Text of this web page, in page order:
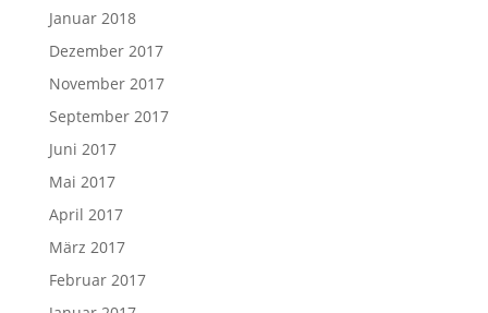
Januar 2018
Dezember 2017
November 2017
September 2017
Juni 2017
Mai 2017
April 2017
März 2017
Februar 2017